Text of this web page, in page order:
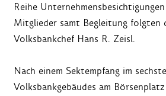
Reihe
Mitglieder samt Begleitung folgten
Volksbankchef Hans R. Zeisl.
Nach einem Sektempfang im
Volksbankgebäudes am